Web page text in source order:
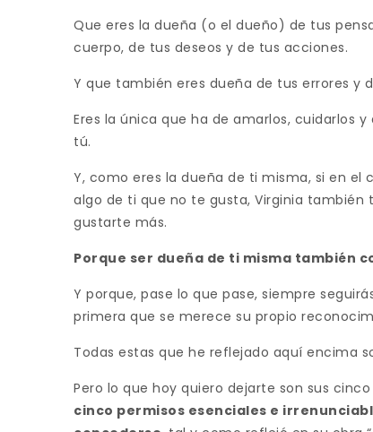
Que eres la dueña (o el dueño) de tus
cuerpo, de tus deseos y de tus acciones.
Y que también eres dueña de tus errores y
Eres la única que ha de amarlos, cuidarlos
tú.
Y, como eres la dueña de ti misma, si en
algo de ti que no te gusta, Virginia
gustarte más.
Porque ser dueña de ti misma también
Y porque, pase lo que pase, siempre
primera que se merece su propio
Todas estas que he reflejado aquí encima
Pero lo que hoy quiero dejarte son sus
cinco permisos esenciales e